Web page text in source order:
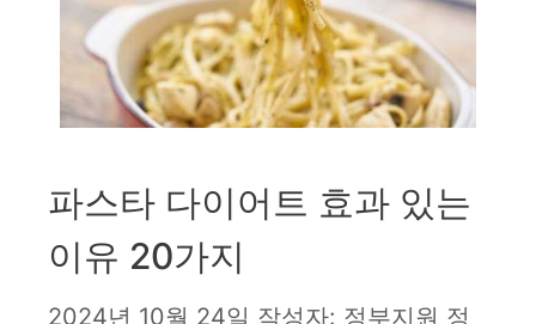
파스타 다이어트 효과 있는
이유 20가지
2024년 10월 24일 작성자: 정부지원 정